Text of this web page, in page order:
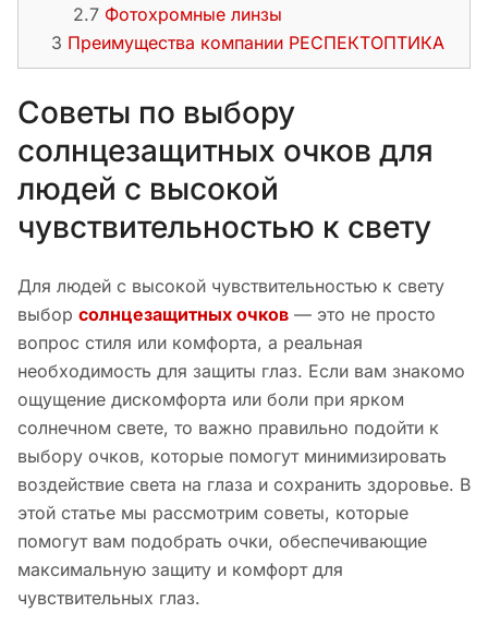
Фотохромные линзы
Преимущества компании РЕСПЕКТОПТИКА
Советы по выбору
солнцезащитных очков для
людей с высокой
чувствительностью к свету
Для людей с высокой чувствительностью к свету
выбор солнцезащитных очков — это не просто
вопрос стиля или комфорта, а реальная
необходимость для защиты глаз. Если вам знакомо
ощущение дискомфорта или боли при ярком
солнечном свете, то важно правильно подойти к
выбору очков, которые помогут минимизировать
воздействие света на глаза и сохранить здоровье. В
этой статье мы рассмотрим советы, которые
помогут вам подобрать очки, обеспечивающие
максимальную защиту и комфорт для
чувствительных глаз.